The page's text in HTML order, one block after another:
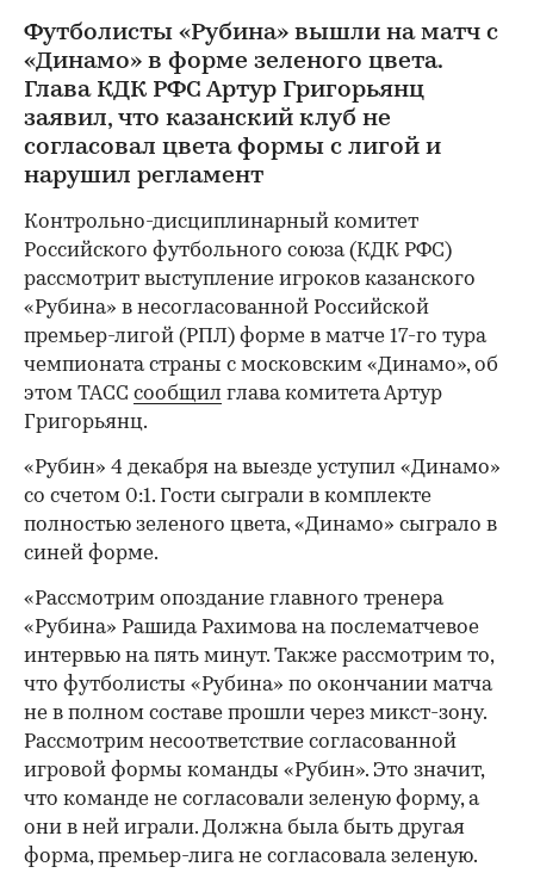
Футболисты «Рубина» вышли на матч с
«Динамо» в форме зеленого цвета.
Глава КДК РФС Артур Григорьянц
заявил, что казанский клуб не
согласовал цвета формы с лигой и
нарушил регламент
Контрольно-дисциплинарный комитет
Российского футбольного союза (КДК РФС)
рассмотрит выступление игроков казанского
«Рубина» в несогласованной Российской
премьер-лигой (РПЛ) форме в матче 17-го тура
чемпионата страны с московским «Динамо», об
этом ТАСС сообщил глава комитета Артур
Григорьянц.
«Рубин» 4 декабря на выезде уступил «Динамо»
со счетом 0:1. Гости сыграли в комплекте
полностью зеленого цвета, «Динамо» сыграло в
синей форме.
«Рассмотрим опоздание главного тренера
«Рубина» Рашида Рахимова на послематчевое
интервью на пять минут. Также рассмотрим то,
что футболисты «Рубина» по окончании матча
не в полном составе прошли через микст-зону.
Рассмотрим несоответствие согласованной
игровой формы команды «Рубин». Это значит,
что команде не согласовали зеленую форму, а
они в ней играли. Должна была быть другая
форма, премьер-лига не согласовала зеленую.